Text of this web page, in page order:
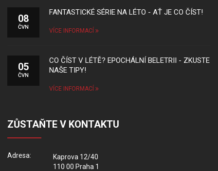
08
ČVN
FANTASTICKÉ SÉRIE NA LÉTO - AŤ JE CO ČÍST!
VÍCE INFORMACÍ
05
ČVN
CO ČÍST V LÉTĚ? EPOCHÁLNÍ BELETRII - ZKUSTE
NAŠE TIPY!
VÍCE INFORMACÍ
ZŮSTAŇTE V KONTAKTU
Adresa:
Kaprova 12/40
110 00 Praha 1